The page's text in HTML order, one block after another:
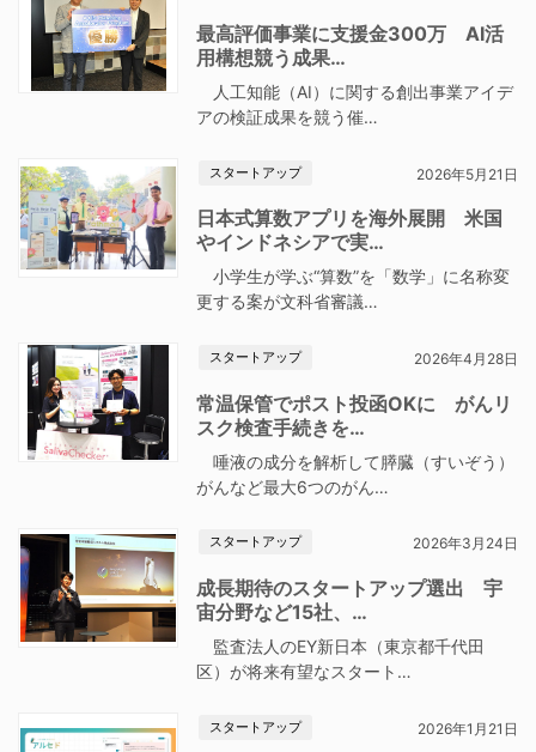
最高評価事業に支援金300万 AI活
用構想競う成果…
人工知能（AI）に関する創出事業アイデ
アの検証成果を競う催…
スタートアップ 2026年5月21日
日本式算数アプリを海外展開 米国
やインドネシアで実…
小学生が学ぶ“算数”を「数学」に名称変
更する案が文科省審議…
スタートアップ 2026年4月28日
常温保管でポスト投函OKに がんリ
スク検査手続きを…
唾液の成分を解析して膵臓（すいぞう）
がんなど最大6つのがん…
スタートアップ 2026年3月24日
成長期待のスタートアップ選出 宇
宙分野など15社、…
監査法人のEY新日本（東京都千代田
区）が将来有望なスタート…
スタートアップ 2026年1月21日